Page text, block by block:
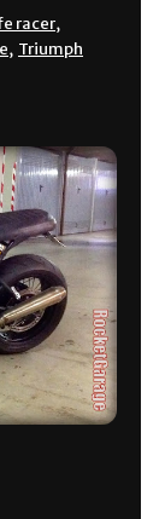
racer,
, Triumph